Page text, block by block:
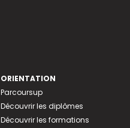
ORIENTATION
Parcoursup
Découvrir les diplômes
Découvrir les formations